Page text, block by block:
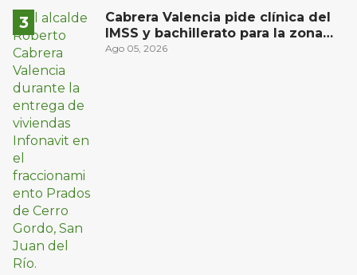
Cabrera Valencia pide clínica del
IMSS y bachillerato para la zona
oriente de San Juan del Río
Ago 05, 2026